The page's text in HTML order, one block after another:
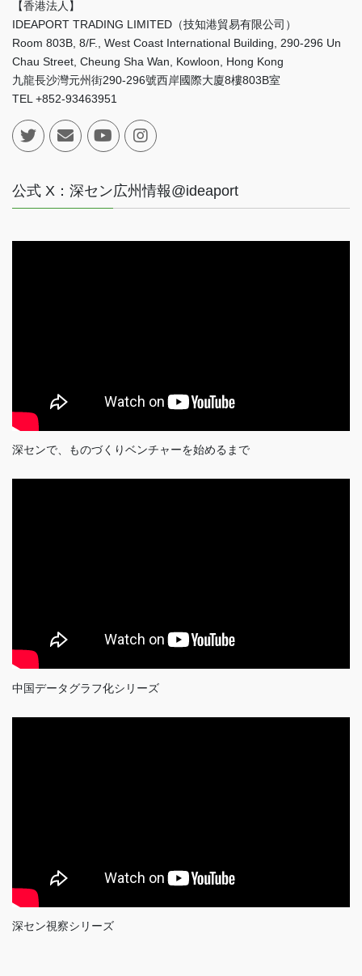
【香港法人】
IDEAPORT TRADING LIMITED（技知港貿易有限公司）
Room 803B, 8/F., West Coast International Building, 290-296 Un
Chau Street, Cheung Sha Wan, Kowloon, Hong Kong
九龍長沙灣元州街290-296號西岸國際大廈8樓803B室
TEL +852-93463951
公式 X：深セン広州情報@ideaport
深センで、ものづくりベンチャーを始めるまで
中国データグラフ化シリーズ
深セン視察シリーズ